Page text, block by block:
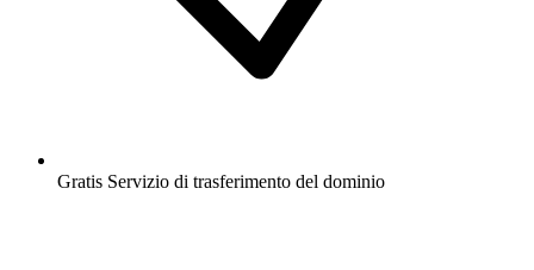
Gratis Servizio di trasferimento del dominio